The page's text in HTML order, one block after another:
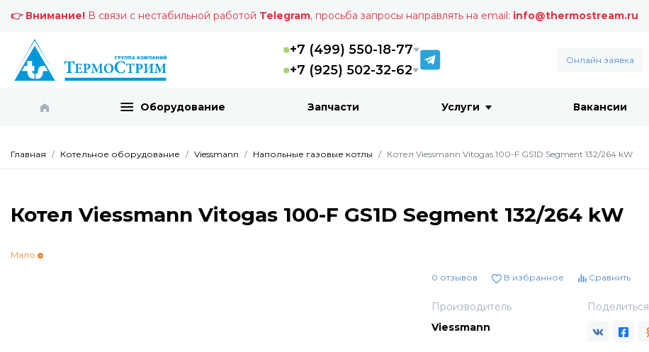
👉 Внимание! В связи с нестабильной работой Telegram, просьба запросы направлять на email: info@thermostream.ru
+7 (499) 550-18-77
+7 (925) 502-32-62
Онлайн заявка
Оборудование Запчасти Услуги Вакансии
Главная Котельное оборудование Viessmann Напольные газовые котлы Котел Viessmann Vitogas 100-F GS1D Segment 132/264 kW
Котел Viessmann Vitogas 100-F GS1D Segment 132/264 kW
Мало
0 отзывов В избранное Сравнить
Производитель
Viessmann
Поделиться